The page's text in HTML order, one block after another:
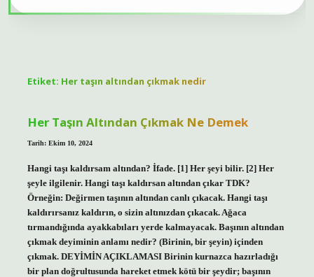
Etiket: Her taşın altından çıkmak nedir
Her Taşın Altından Çıkmak Ne Demek
Tarih: Ekim 10, 2024
Hangi taşı kaldırsam altından? İfade. [1] Her şeyi bilir. [2] Her
şeyle ilgilenir. Hangi taşı kaldırsan altından çıkar TDK?
Örneğin: Değirmen taşının altından canlı çıkacak. Hangi taşı
kaldırırsanız kaldırın, o sizin altınızdan çıkacak. Ağaca
tırmandığında ayakkabıları yerde kalmayacak. Başının altından
çıkmak deyiminin anlamı nedir? (Birinin, bir şeyin) içinden
çıkmak. DEYİMİN AÇIKLAMASI Birinin kurnazca hazırladığı
bir plan doğrultusunda hareket etmek kötü bir şeydir; başının